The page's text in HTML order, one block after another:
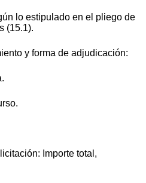
lo estipulado en el pliego de
(15.1).
y forma de adjudicación:
Importe total,